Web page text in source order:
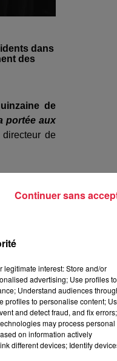
dans
des
de
portée aux
de
de Kehl.
les
a été
de police
interest: Store and/or
advertising; Use profiles to
Understand audiences
profiles to personalise content;
and detect fraud, and fix errors;
may process personal
on information actively
different devices; Identify
Continuer sans